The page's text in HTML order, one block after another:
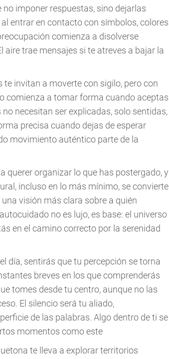
imponer respuestas, sino dejarlas
entrar en contacto con símbolos, colores
comienza a disolverse
aire trae mensajes si te atreves a bajar la
te invitan a moverte con sigilo, pero con
comienza a tomar forma cuando aceptas
necesitan ser explicadas, solo sentidas,
precisa cuando dejas de esperar
movimiento auténtico parte de la
querer organizar lo que has postergado, y
incluso en lo más mínimo, se convierte
visión más clara sobre a quién
no es lujo, es base: el universo
en el camino correcto por la serenidad
día, sentirás que tu percepción se torna
breves en los que comprenderás
tomes desde tu centro, aunque no las
El silencio será tu aliado,
de las palabras. Algo dentro de ti se
momentos como este
te lleva a explorar territorios